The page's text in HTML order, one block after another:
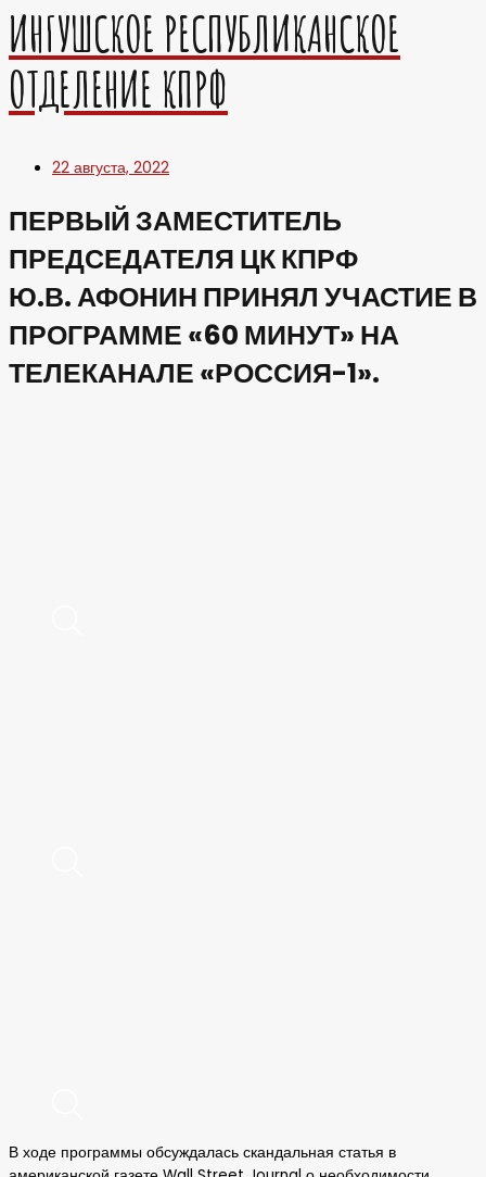
ИНГУШСКОЕ РЕСПУБЛИКАНСКОЕ
ОТДЕЛЕНИЕ КПРФ
22 августа, 2022
ПЕРВЫЙ ЗАМЕСТИТЕЛЬ
ПРЕДСЕДАТЕЛЯ ЦК КПРФ
Ю.В. АФОНИН ПРИНЯЛ УЧАСТИЕ В
ПРОГРАММЕ «60 МИНУТ» НА
ТЕЛЕКАНАЛЕ «РОССИЯ-1».
В ходе программы обсуждалась скандальная статья в